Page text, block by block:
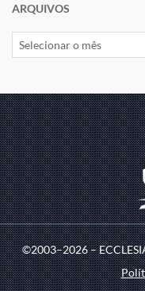
ARQUIVOS
©2003–2026 –